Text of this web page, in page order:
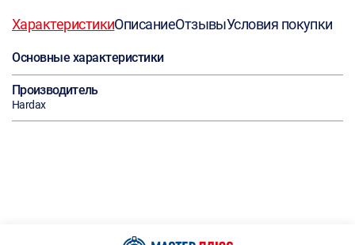
ХарактеристикиОписаниеОтзывыУсловия покупки
Основные характеристики
Производитель
Hardax